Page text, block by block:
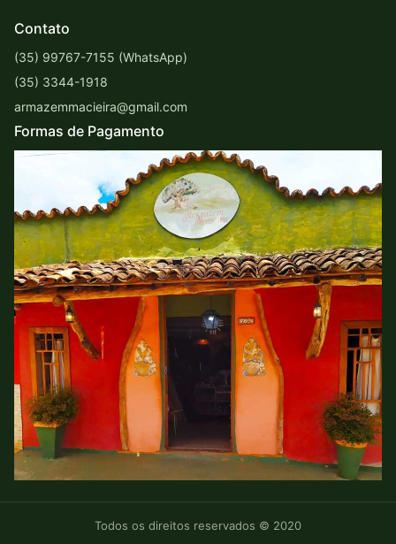
Contato
(35) 99767-7155 (WhatsApp)
(35) 3344-1918
armazemmacieira@gmail.com
Formas de Pagamento
Todos os direitos reservados © 2020